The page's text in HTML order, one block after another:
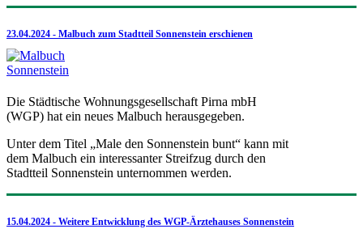
23.04.2024 - Malbuch zum Stadtteil Sonnenstein erschienen
Die Städtische Wohnungsgesellschaft Pirna mbH
(WGP) hat ein neues Malbuch herausgegeben.
Unter dem Titel „Male den Sonnenstein bunt“ kann mit
dem Malbuch ein interessanter Streifzug durch den
Stadtteil Sonnenstein unternommen werden.
15.04.2024 - Weitere Entwicklung des WGP-Ärztehauses Sonnenstein